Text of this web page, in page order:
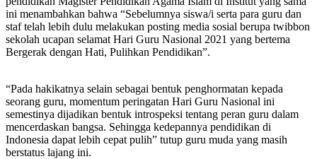
ini menambahkan bahwa “Sebelumnya siswa/i serta para guru dan
staf telah lebih dulu melakukan posting media sosial berupa twibbon
sekolah ucapan selamat Hari Guru Nasional 2021 yang bertema
Bergerak dengan Hati, Pulihkan Pendidikan”.
“Pada hakikatnya selain sebagai bentuk penghormatan kepada
seorang guru, momentum peringatan Hari Guru Nasional ini
semestinya dijadikan bentuk introspeksi tentang peran guru dalam
mencerdaskan bangsa. Sehingga kedepannya pendidikan di
Indonesia dapat lebih cepat pulih” tutup guru muda yang masih
berstatus lajang ini.